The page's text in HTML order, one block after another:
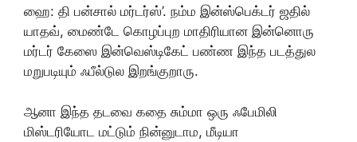
ஹை: தி பன்சால் மர்டர்ஸ்’. நம்ம இன்ஸ்பெக்டர் ஜதில்
யாதவ், மைண்டே கொழப்புற மாதிரியான இன்னொரு
மர்டர் கேஸை இன்வெஸ்டிகேட் பண்ண இந்த படத்துல
மறுபடியும் ஃபீல்டுல இறங்குறாரு.
ஆனா இந்த தடவை கதை சும்மா ஒரு ஃபேமிலி
மிஸ்டரியோட மட்டும் நின்னுடாம, மீடியா